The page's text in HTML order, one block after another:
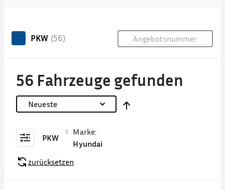
PKW (56)
56 Fahrzeuge gefunden
Neueste
PKW
Marke:
Hyundai
zurücksetzen